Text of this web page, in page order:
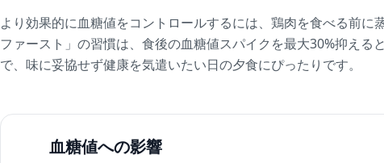
より効果的に血糖値をコントロールするには、鶏肉を食べる前
ファースト」の習慣は、食後の血糖値スパイクを最大30%抑え
で、味に妥協せず健康を気遣いたい日の夕食にぴったりです。
血糖値への影響